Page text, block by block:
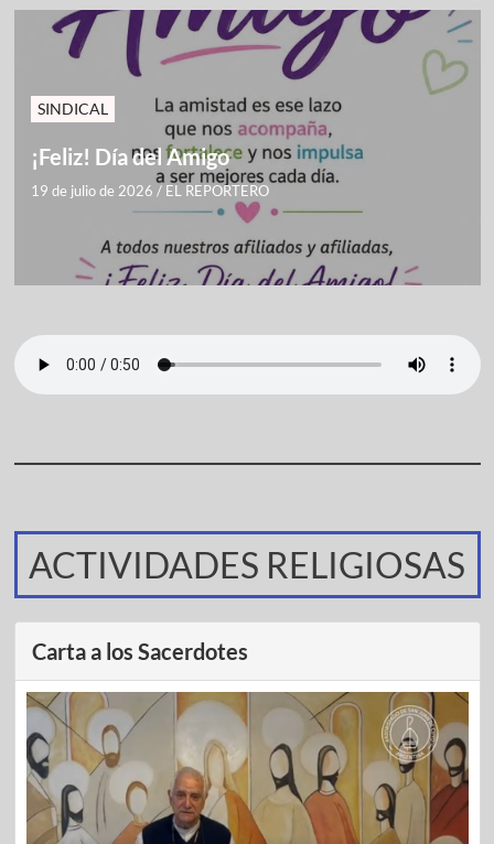
SINDICAL
¡Feliz! Día del Amigo
19 de julio de 2026 / EL REPORTERO
ACTIVIDADES RELIGIOSAS
Carta a los Sacerdotes